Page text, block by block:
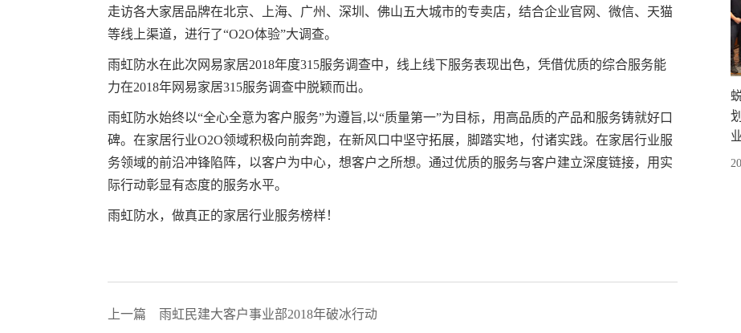
走访各大家居品牌在北京、上海、广州、深圳、佛山五大城市的专卖店，结合企业官网、微信、天猫
等线上渠道，进行了“O2O体验”大调查。
雨虹防水在此次网易家居2018年度315服务调查中，线上线下服务表现出色，凭借优质的综合服务能
力在2018年网易家居315服务调查中脱颖而出。
雨虹防水始终以“全心全意为客户服务”为遵旨,以“质量第一”为目标，用高品质的产品和服务铸就好口
碑。在家居行业O2O领域积极向前奔跑，在新风口中坚守拓展，脚踏实地，付诸实践。在家居行业服
务领域的前沿冲锋陷阵，以客户为中心，想客户之所想。通过优质的服务与客户建立深度链接，用实
际行动彰显有态度的服务水平。
雨虹防水，做真正的家居行业服务榜样！
上一篇 雨虹民建大客户事业部2018年破冰行动